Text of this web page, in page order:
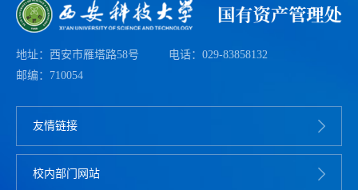
地址：西安市雁塔路58号
电话：029-83858132
邮编：710054
友情链接
校内部门网站